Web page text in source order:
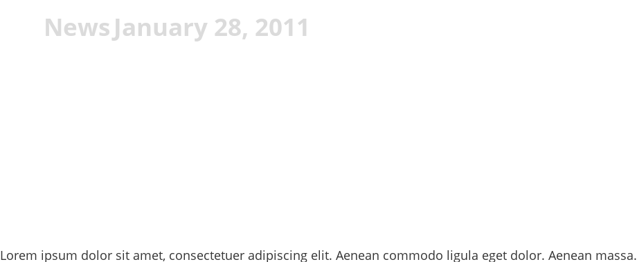
NewsJanuary 28, 2011
Lorem ipsum dolor sit amet, consectetuer adipiscing elit. Aenean commodo ligula eget dolor. Aenean massa.